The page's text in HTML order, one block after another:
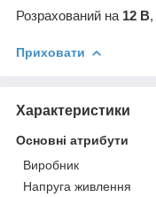
Розрахований на 12 В,
Приховати
Характеристики
Основні атрибути
Виробник
Напруга живлення